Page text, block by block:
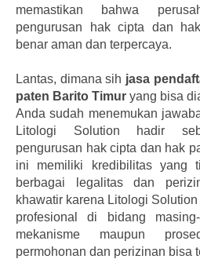
memastikan bahwa
pengurusan hak cipta dan
benar aman dan terpercaya.
Lantas, dimana sih jasa
paten Barito Timur yang bisa
Anda sudah menemukan
Litologi Solution hadir
pengurusan hak cipta dan hak
ini memiliki kredibilitas yang
berbagai legalitas dan
khawatir karena Litologi
profesional di bidang
mekanisme maupun
permohonan dan perizinan bisa